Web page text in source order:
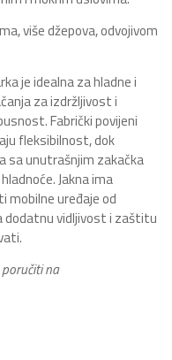
više džepova, odvojivom
je idealna za hladne i
za izdržljivost i
Fabrički povijeni
fleksibilnost, dok
sa unutrašnjim zakačka
Jakna ima
mobilne uređaje od
dodatnu vidljivost i zaštitu
na